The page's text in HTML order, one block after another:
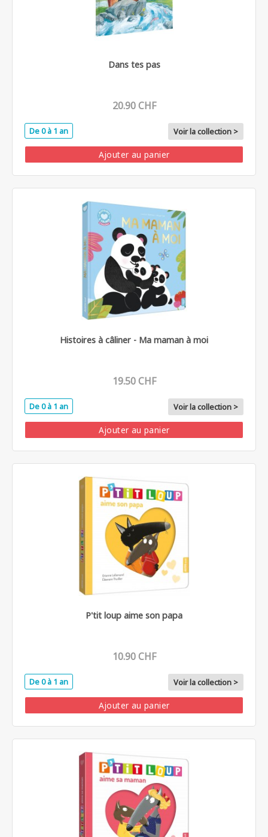
Dans tes pas
20.90 CHF
De 0 à 1 an Voir la collection >
Ajouter au panier
Histoires à câliner - Ma maman à moi
19.50 CHF
De 0 à 1 an Voir la collection >
Ajouter au panier
P'tit loup aime son papa
10.90 CHF
De 0 à 1 an Voir la collection >
Ajouter au panier